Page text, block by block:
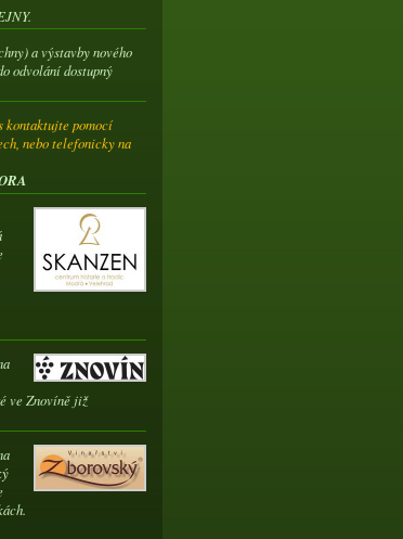
a výstavby nového
odvolání dostupný
kontaktujte pomocí
nebo telefonicky na
ve Znovíně již